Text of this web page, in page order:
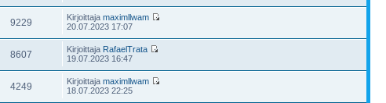
9229 Kirjoittajamaximllwam
20.07.2023 17:07
8607 Kirjoittaja RafaelTrata
19.07.2023 16:47
4249 Kirjoittajamaximllwam
18.07.2023 22:25